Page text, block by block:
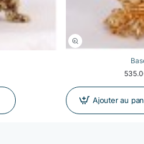
Ajouter au